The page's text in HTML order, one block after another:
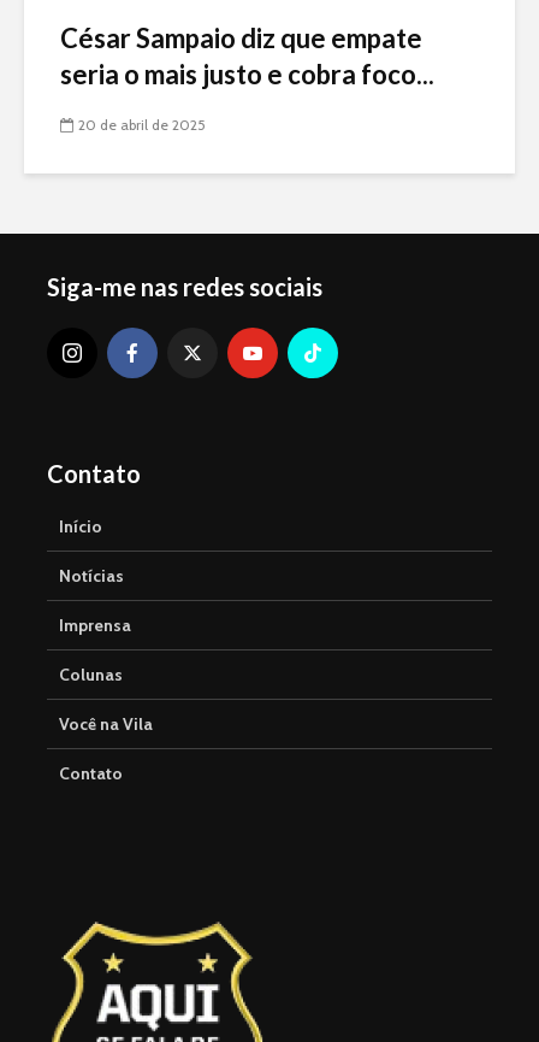
César Sampaio diz que empate
seria o mais justo e cobra foco...
20 de abril de 2025
Siga-me nas redes sociais
Contato
Início
Notícias
Imprensa
Colunas
Você na Vila
Contato